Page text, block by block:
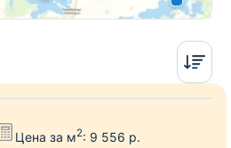
Цена за м2: 9 556 р.